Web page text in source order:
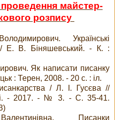
майстер-
розпису
Українські
Е. В. Біняшевський. - К. :
Як написати писанку
: Терен, 2008. - 20 с. : іл.
/ Л. І. Гусєва //
- 2017. - № 3. - С. 35-41.
Писанки